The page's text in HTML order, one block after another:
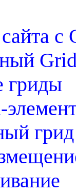
с
гриды
грид